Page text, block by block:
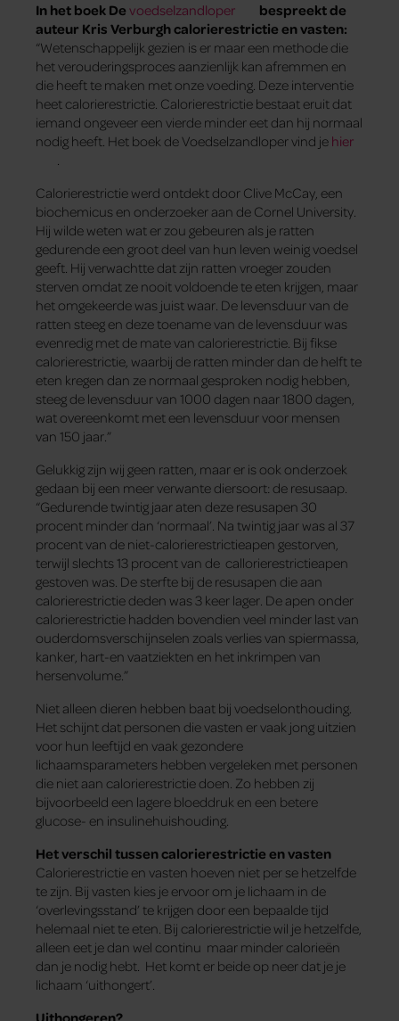
In het boek De voedselzandloper
bespreekt de
auteur Kris Verburgh calorierestrictie en vasten:
“Wetenschappelijk gezien is er maar een methode die
het verouderingsproces aanzienlijk kan afremmen en
die heeft te maken met onze voeding. Deze interventie
heet calorierestrictie. Calorierestrictie bestaat eruit dat
iemand ongeveer een vierde minder eet dan hij normaal
nodig heeft. Het boek de Voedselzandloper vind je hier
.
Calorierestrictie werd ontdekt door Clive McCay, een
biochemicus en onderzoeker aan de Cornel University.
Hij wilde weten wat er zou gebeuren als je ratten
gedurende een groot deel van hun leven weinig voedsel
geeft. Hij verwachtte dat zijn ratten vroeger zouden
sterven omdat ze nooit voldoende te eten krijgen, maar
het omgekeerde was juist waar. De levensduur van de
ratten steeg en deze toename van de levensduur was
evenredig met de mate van calorierestrictie. Bij fikse
calorierestrictie, waarbij de ratten minder dan de helft te
eten kregen dan ze normaal gesproken nodig hebben,
steeg de levensduur van 1000 dagen naar 1800 dagen,
wat overeenkomt met een levensduur voor mensen
van 150 jaar.”
Gelukkig zijn wij geen ratten, maar er is ook onderzoek
gedaan bij een meer verwante diersoort: de resusaap.
“Gedurende twintig jaar aten deze resusapen 30
procent minder dan ‘normaal’. Na twintig jaar was al 37
procent van de niet-calorierestrictieapen gestorven,
terwijl slechts 13 procent van de callorierestrictieapen
gestoven was. De sterfte bij de resusapen die aan
calorierestrictie deden was 3 keer lager. De apen onder
calorierestrictie hadden bovendien veel minder last van
ouderdomsverschijnselen zoals verlies van spiermassa,
kanker, hart-en vaatziekten en het inkrimpen van
hersenvolume.”
Niet alleen dieren hebben baat bij voedselonthouding.
Het schijnt dat personen die vasten er vaak jong uitzien
voor hun leeftijd en vaak gezondere
lichaamsparameters hebben vergeleken met personen
die niet aan calorierestrictie doen. Zo hebben zij
bijvoorbeeld een lagere bloeddruk en een betere
glucose- en insulinehuishouding.
Het verschil tussen calorierestrictie en vasten
Calorierestrictie en vasten hoeven niet per se hetzelfde
te zijn. Bij vasten kies je ervoor om je lichaam in de
‘overlevingsstand’ te krijgen door een bepaalde tijd
helemaal niet te eten. Bij calorierestrictie wil je hetzelfde,
alleen eet je dan wel continu maar minder calorieën
dan je nodig hebt. Het komt er beide op neer dat je je
lichaam ‘uithongert’.